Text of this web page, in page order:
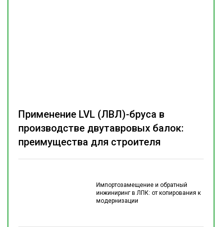
Импортозамещение и обратный
инжиниринг в ЛПК: от копирования к
модернизации
Применение LVL (ЛВЛ)-бруса в
производстве двутавровых балок:
преимущества для строителя